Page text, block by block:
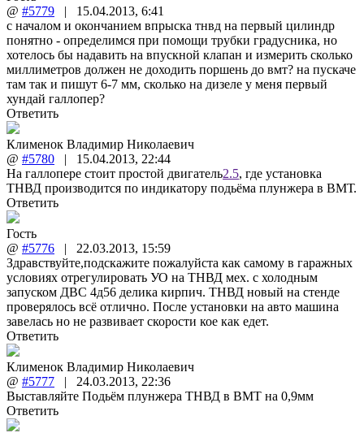
@ #5779 | 15.04.2013, 6:41
с началом и окончанием впрыска тнвд на первый цилиндр
понятно - определимся при помощи трубки градусника, но
хотелось бы надавить на впускной клапан и измерить сколько
миллиметров должен не доходить поршень до вмт? на пускаче
там так и пишут 6-7 мм, сколько на дизеле у меня первый
хундай галлопер?
Ответить
Клименок Владимир Николаевич
@ #5780 | 15.04.2013, 22:44
На галлопере стоит простой двигатель2.5, где установка
ТНВД производится по индикатору подьёма плунжера в ВМТ.
Ответить
Гость
@ #5776 | 22.03.2013, 15:59
Здравствуйте,подскажите пожалуйста как самому в гаражных
условиях отрегулировать УО на ТНВД мех. с холодным
запуском ДВС 4д56 делика кирпич. ТНВД новый на стенде
проверялось всё отлично. После установки на авто машина
завелась но не развивает скорости кое как едет.
Ответить
Клименок Владимир Николаевич
@ #5777 | 24.03.2013, 22:36
Выставляйте Подьём плунжера ТНВД в ВМТ на 0,9мм
Ответить